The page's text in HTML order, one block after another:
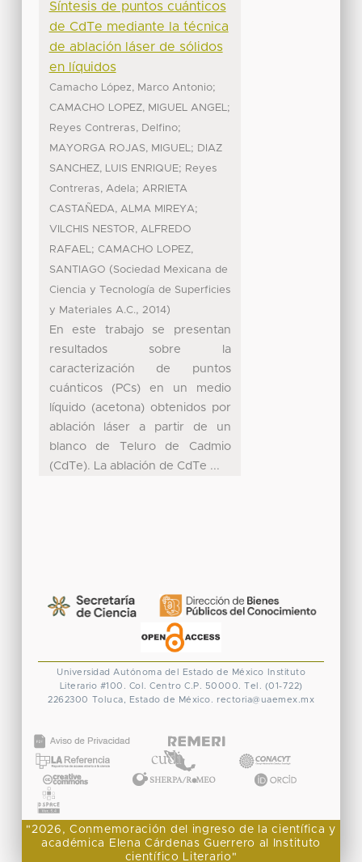
Síntesis de puntos cuánticos
de CdTe mediante la técnica
de ablación láser de sólidos
en líquidos
Camacho López, Marco Antonio;
CAMACHO LOPEZ, MIGUEL ANGEL;
Reyes Contreras, Delfino;
MAYORGA ROJAS, MIGUEL; DIAZ
SANCHEZ, LUIS ENRIQUE; Reyes
Contreras, Adela; ARRIETA
CASTAÑEDA, ALMA MIREYA;
VILCHIS NESTOR, ALFREDO
RAFAEL; CAMACHO LOPEZ,
SANTIAGO (Sociedad Mexicana de
Ciencia y Tecnología de Superficies
y Materiales A.C., 2014)
En este trabajo se presentan
resultados sobre la
caracterización de puntos
cuánticos (PCs) en un medio
líquido (acetona) obtenidos por
ablación láser a partir de un
blanco de Teluro de Cadmio
(CdTe). La ablación de CdTe ...
Universidad Autónoma del Estado de México
Instituto
Literario #100. Col. Centro C.P. 50000. Tel. (01-722)
2262300 Toluca, Estado de México. rectoria@uaemex.mx
"2026, Conmemoración del ingreso de la científica y
académica Elena Cárdenas Guerrero al Instituto
científico Literario"